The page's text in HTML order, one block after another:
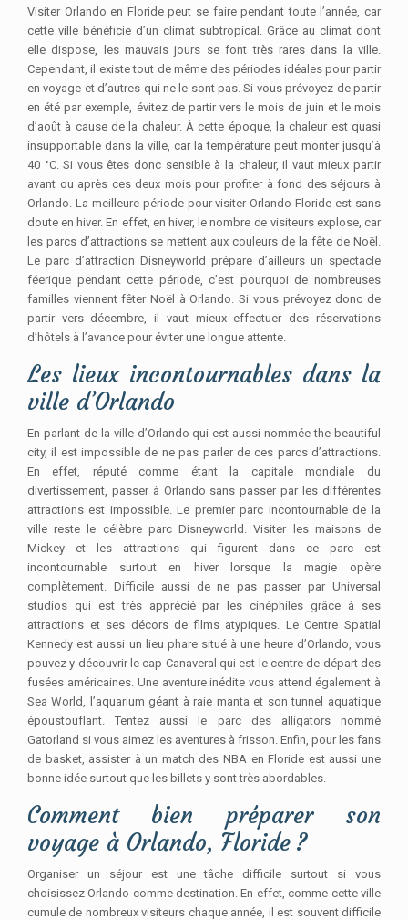
Visiter Orlando en Floride peut se faire pendant toute l’année, car
cette ville bénéficie d’un climat subtropical. Grâce au climat dont
elle dispose, les mauvais jours se font très rares dans la ville.
Cependant, il existe tout de même des périodes idéales pour partir
en voyage et d’autres qui ne le sont pas. Si vous prévoyez de partir
en été par exemple, évitez de partir vers le mois de juin et le mois
d’août à cause de la chaleur. À cette époque, la chaleur est quasi
insupportable dans la ville, car la température peut monter jusqu’à
40 °C. Si vous êtes donc sensible à la chaleur, il vaut mieux partir
avant ou après ces deux mois pour profiter à fond des séjours à
Orlando. La meilleure période pour visiter Orlando Floride est sans
doute en hiver. En effet, en hiver, le nombre de visiteurs explose, car
les parcs d’attractions se mettent aux couleurs de la fête de Noël.
Le parc d’attraction Disneyworld prépare d’ailleurs un spectacle
féerique pendant cette période, c’est pourquoi de nombreuses
familles viennent fêter Noël à Orlando. Si vous prévoyez donc de
partir vers décembre, il vaut mieux effectuer des réservations
d’hôtels à l’avance pour éviter une longue attente.
Les lieux incontournables dans la
ville d’Orlando
En parlant de la ville d’Orlando qui est aussi nommée the beautiful
city, il est impossible de ne pas parler de ces parcs d’attractions.
En effet, réputé comme étant la capitale mondiale du
divertissement, passer à Orlando sans passer par les différentes
attractions est impossible. Le premier parc incontournable de la
ville reste le célèbre parc Disneyworld. Visiter les maisons de
Mickey et les attractions qui figurent dans ce parc est
incontournable surtout en hiver lorsque la magie opère
complètement. Difficile aussi de ne pas passer par Universal
studios qui est très apprécié par les cinéphiles grâce à ses
attractions et ses décors de films atypiques. Le Centre Spatial
Kennedy est aussi un lieu phare situé à une heure d’Orlando, vous
pouvez y découvrir le cap Canaveral qui est le centre de départ des
fusées américaines. Une aventure inédite vous attend également à
Sea World, l’aquarium géant à raie manta et son tunnel aquatique
époustouflant. Tentez aussi le parc des alligators nommé
Gatorland si vous aimez les aventures à frisson. Enfin, pour les fans
de basket, assister à un match des NBA en Floride est aussi une
bonne idée surtout que les billets y sont très abordables.
Comment bien préparer son
voyage à Orlando, Floride ?
Organiser un séjour est une tâche difficile surtout si vous
choisissez Orlando comme destination. En effet, comme cette ville
cumule de nombreux visiteurs chaque année, il est souvent difficile